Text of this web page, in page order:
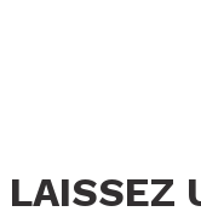
LAISSEZ